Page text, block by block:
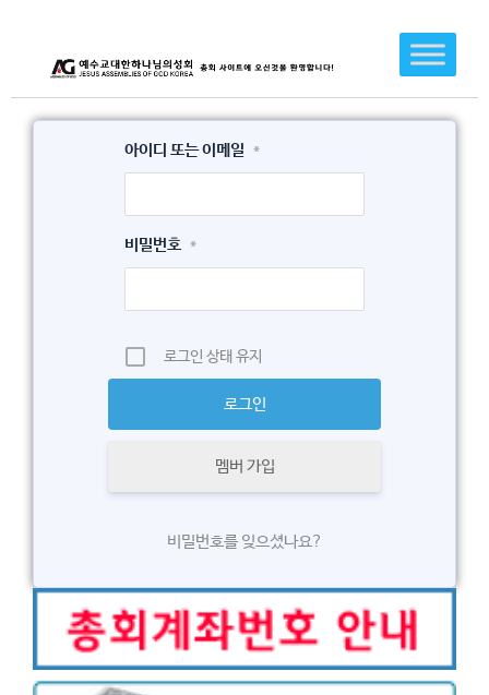
로
아이디 또는 이메일 *
비밀번호 *
로그인 상태 유지
멤버 가입
비밀번호를 잊으셨나요?